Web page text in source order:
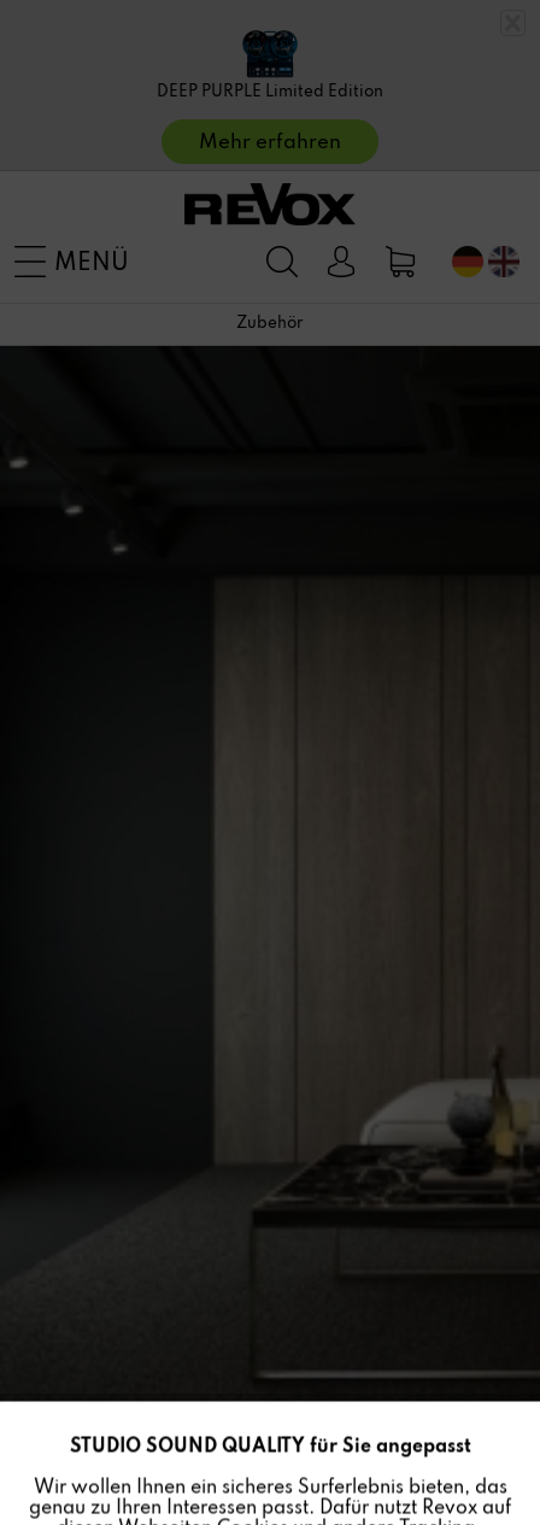
DEEP PURPLE Limited Edition
Mehr erfahren
MENÜ
Zubehör
Funktionale Aktiv
Inaktiv
STUDIO SOUND QUALITY für Sie angepasst
Wir wollen Ihnen ein sicheres Surferlebnis bieten, das
genau zu Ihren Interessen passt. Dafür nutzt Revox auf